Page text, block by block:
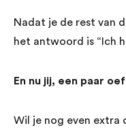
Nadat je de rest van
het antwoord is “Ich
En nu jij, een paar
Wil je nog even extra